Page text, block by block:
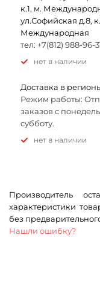
к.1, м.
ул.Софийская д.8,
Международная
тел: +7(812) 988-96-
Нет в наличии
Доставка в
Режим работы:
заказов с
субботу.
Нет в наличии
Производитель
характеристики
без
Нашли ошибку?